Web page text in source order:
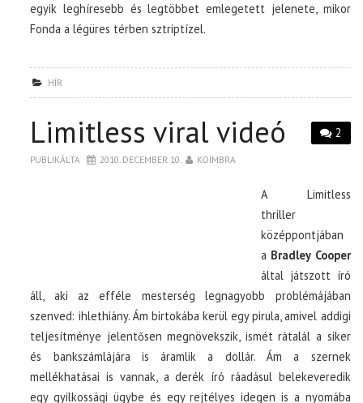
egyik leghíresebb és legtöbbet emlegetett jelenete, mikor
Fonda a légüres térben sztriptízel.
HÍR
2
Limitless viral videó
PUBLIKÁLTA 2010. DECEMBER 10. KOIMBRA
A Limitless
thriller
középpontjában
a Bradley Cooper
által játszott író
áll, aki az efféle mesterség legnagyobb problémájában
szenved: ihlethiány. Ám birtokába kerül egy pirula, amivel addigi
teljesítménye jelentősen megnövekszik, ismét rátalál a siker
és bankszámlájára is áramlik a dollár. Ám a szernek
mellékhatásai is vannak, a derék író ráadásul belekeveredik
egy gyilkossági ügybe és egy rejtélyes idegen is a nyomába